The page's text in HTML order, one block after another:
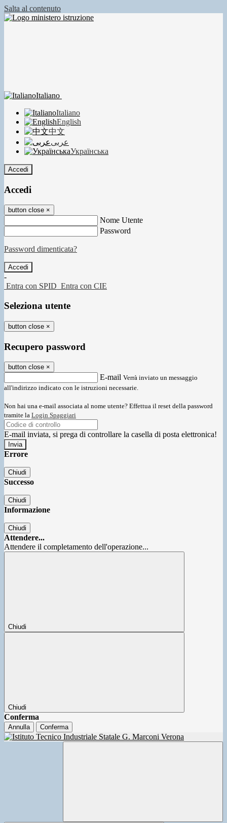
Salta al contenuto
Italiano
Italiano
English
中文
عربى
Українська
Accedi
Accedi
button close ×
Nome Utente
Password
Password dimenticata?
-
Entra con SPID Entra con CIE
Seleziona utente
button close ×
Recupero password
button close ×
E-mail Verrà inviato un messaggio
all'indirizzo indicato con le istruzioni necessarie.
Non hai una e-mail associata al nome utente? Effettua il reset della password
tramite la Login Spaggiari
E-mail inviata, si prega di controllare la casella di posta elettronica!
Errore
Chiudi
Successo
Chiudi
Informazione
Chiudi
Attendere...
Attendere il completamento dell'operazione...
Chiudi
Chiudi
Conferma
Annulla Conferma